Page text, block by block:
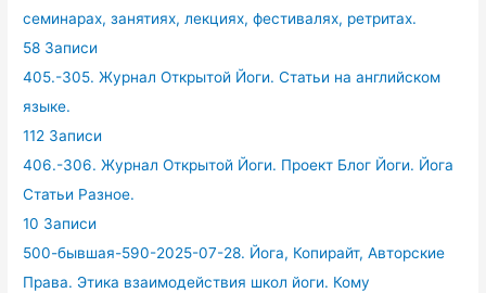
семинарах, занятиях, лекциях, фестивалях, ретритах.
58 Записи
405.-305. Журнал Открытой Йоги. Статьи на английском
языке.
112 Записи
406.-306. Журнал Открытой Йоги. Проект Блог Йоги. Йога
Статьи Разное.
10 Записи
500-бывшая-590-2025-07-28. Йога, Копирайт, Авторские
Права. Этика взаимодействия школ йоги. Кому